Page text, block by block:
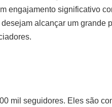
engajamento significativo
alcançar um grande
mil seguidores. Eles são